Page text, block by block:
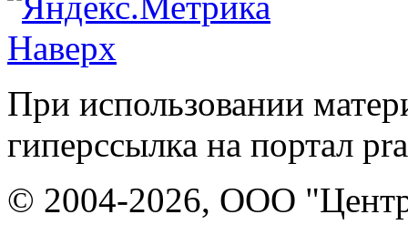
Наверх
При использовании
гиперссылка на портал
© 2004-2026, ООО "Центр